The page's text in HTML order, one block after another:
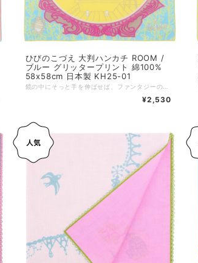
ひびのこづえ 大判ハンカチ ROOM /
ブルー グリッタープリント 綿100%
58x58cm 日本製 KH25-01
¥2,530